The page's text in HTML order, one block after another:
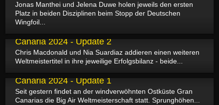
Jonas Manthei und Jelena Duwe holen jeweils den ersten
Platz in beiden Disziplinen beim Stopp der Deutschen
Wingfoil...
11.07.2024
Canaria 2024 - Update 2
Chris Macdonald und Nia Suardiaz addieren einen weiteren
Weltmeistertitel in ihre jeweilige Erfolgsbilanz - beide...
10.07.2024
Canaria 2024 - Update 1
Seit gestern findet an der windverwöhnten Ostküste Gran
Canarias die Big Air Weltmeisterschaft statt. Sprunghöhen...
01.07.2024